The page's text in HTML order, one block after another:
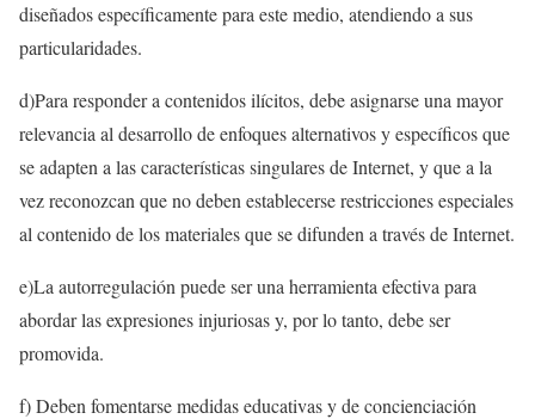
diseñados específicamente para este medio, atendiendo a sus
particularidades.
d)Para responder a contenidos ilícitos, debe asignarse una mayor
relevancia al desarrollo de enfoques alternativos y específicos que
se adapten a las características singulares de Internet, y que a la
vez reconozcan que no deben establecerse restricciones especiales
al contenido de los materiales que se difunden a través de Internet.
e)La autorregulación puede ser una herramienta efectiva para
abordar las expresiones injuriosas y, por lo tanto, debe ser
promovida.
f) Deben fomentarse medidas educativas y de concienciación